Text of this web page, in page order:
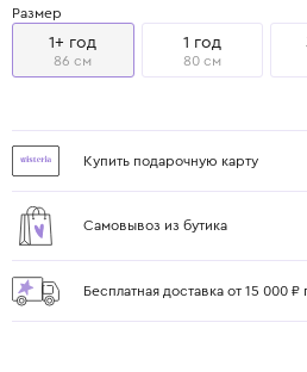
Размер
1+ год
86 см
1 год
80 см
Купить подарочную карту
Самовывоз из бутика
Бесплатная доставка от 15 000